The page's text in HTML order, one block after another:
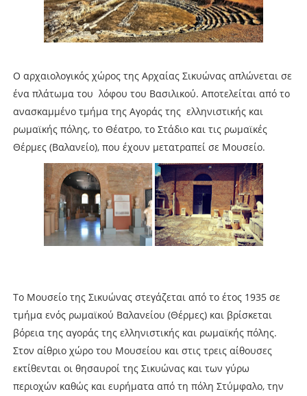
Ο αρχαιολογικός χώρος της Αρχαίας Σικυώνας απλώνεται σε
ένα πλάτωμα του λόφου του Βασιλικού. Αποτελείται από το
ανασκαμμένο τμήμα της Αγοράς της ελληνιστικής και
ρωμαϊκής πόλης, το Θέατρο, το Στάδιο και τις ρωμαϊκές
Θέρμες (Βαλανείο), που έχουν μετατραπεί σε Μουσείο.
Το Μουσείο της Σικυώνας στεγάζεται από το έτος 1935 σε
τμήμα ενός ρωμαϊκού Βαλανείου (Θέρμες) και βρίσκεται
βόρεια της αγοράς της ελληνιστικής και ρωμαϊκής πόλης.
Στον αίθριο χώρο του Μουσείου και στις τρεις αίθουσες
εκτίθενται οι θησαυροί της Σικυώνας και των γύρω
περιοχών καθώς και ευρήματα από τη πόλη Στύμφαλο, την